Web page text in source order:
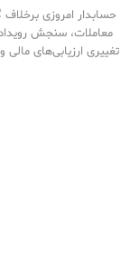
حسابدار امروزی
معاملات، سنجش
تغییری ارزیابی‌های مالی